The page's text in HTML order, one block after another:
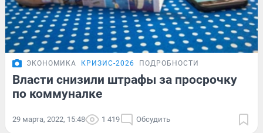
ЭКОНОМИКА КРИЗИС-2026 ПОДРОБНОСТИ
Власти снизили штрафы за просрочку
по коммуналке
29 марта, 2022, 15:48 1 419 Обсудить